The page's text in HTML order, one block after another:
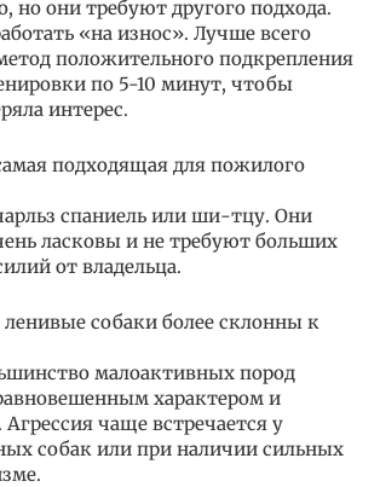
но они требуют другого подхода.
«на износ». Лучше всего
положительного подкрепления
по 5-10 минут, чтобы
интерес.
подходящая для пожилого
спаниель или ши-тцу. Они
ласковы и не требуют больших
от владельца.
собаки более склонны к
малоактивных пород
характером и
чаще встречается у
собак или при наличии сильных